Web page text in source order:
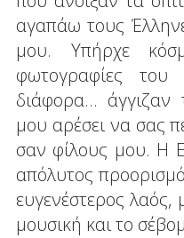
αγαπάω τους
μου. Υπήρχε
φωτογραφίες
διάφορα…
μου αρέσει να σας
σαν φίλους μου. Η
απόλυτος
ευγενέστερος
μουσική και το